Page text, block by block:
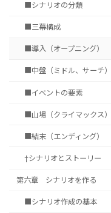
■シナリオの分類
■三幕構成
■導入（オープニング）
■中盤（ミドル、サーチ）
■イベントの要素
■山場（クライマックス）
■結末（エンディング）
†シナリオとストーリー
第六章 シナリオを作る
■シナリオ作成の基本